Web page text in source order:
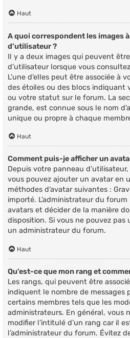
Haut
A quoi correspondent les images
d’utilisateur ?
Il y a deux images qui peuvent
d’utilisateur lorsque vous
L’une d’elles peut être associée à
des étoiles ou des blocs indiquant
ou votre statut sur le forum. La
grande, est connue sous le nom
unique ou propre à chaque
Haut
Comment puis-je afficher un
Depuis votre panneau
vous pouvez ajouter un avatar en
méthodes d’avatar suivantes :
importé. L’administrateur du
avatars et décider de la manière
disposition. Si vous ne pouvez pas
un administrateur du forum.
Haut
Qu’est-ce que mon rang et
Les rangs, qui peuvent être
indiquent le nombre de messages
certains membres tels que les
administrateurs. En général, vous
modifier l’intitulé d’un rang car il
l’administrateur du forum. Évitez